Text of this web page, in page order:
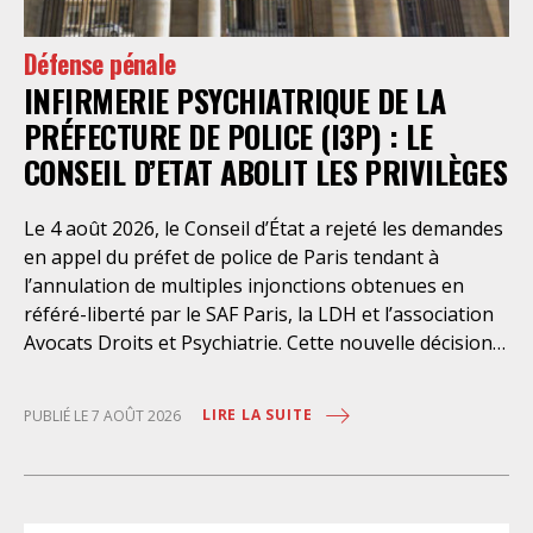
Défense pénale
INFIRMERIE PSYCHIATRIQUE DE LA
PRÉFECTURE DE POLICE (I3P) : LE
CONSEIL D’ETAT ABOLIT LES PRIVILÈGES
Le 4 août 2026, le Conseil d’État a rejeté les demandes
en appel du préfet de police de Paris tendant à
l’annulation de multiples injonctions obtenues en
référé-liberté par le SAF Paris, la LDH et l’association
Avocats Droits et Psychiatrie. Cette nouvelle décision
personnes retenues à l’infirmerie psychiatrique de la
préfecture de police de Paris. Près d’ici mais loin des
PUBLIÉ LE 7 AOÛT 2026 LIRE LA SUITE